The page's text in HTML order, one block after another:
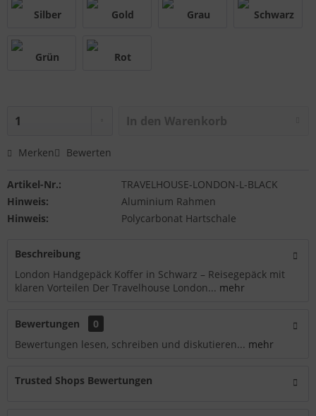
In den Warenkorb
Merken Bewerten
Artikel-Nr.:
TRAVELHOUSE-LONDON-L-BLACK
Hinweis:
Aluminium Rahmen
Hinweis:
Polycarbonat Hartschale
Beschreibung
London Handgepäck Koffer in Schwarz – Reisegepäck mit
klaren Vorteilen Der Travelhouse London... mehr
Bewertungen
0
Bewertungen lesen, schreiben und diskutieren... mehr
Trusted Shops Bewertungen